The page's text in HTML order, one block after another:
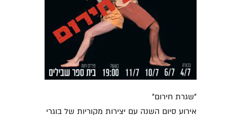
"שגרת חירום"
אירוע סיום השנה ​עם יצירות מקוריות של בוגרי